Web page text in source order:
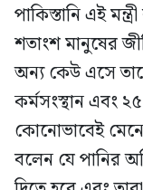
পাকিস্তানি এই
শতাংশ মানুষের
অন্য কেউ এসে
কর্মসংস্থান এবং
কোনোভাবেই মেনে
বলেন যে পানির